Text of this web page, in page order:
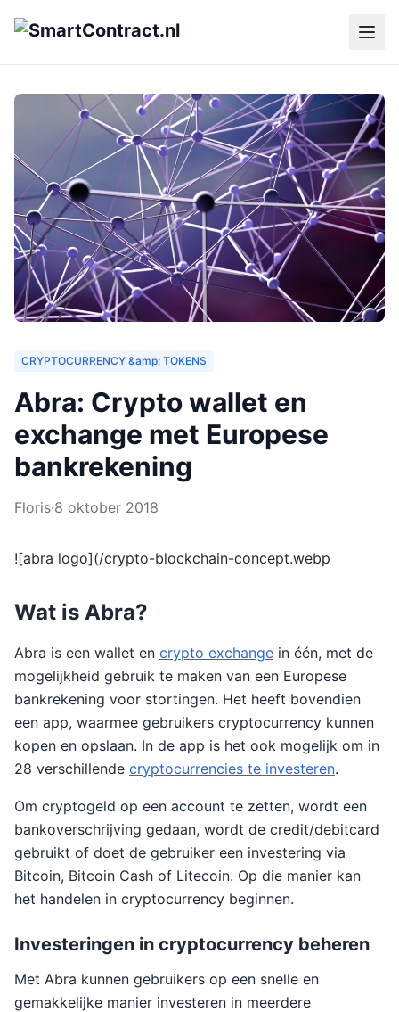
CRYPTOCURRENCY &amp; TOKENS
Abra: Crypto wallet en
exchange met Europese
bankrekening
Floris·8 oktober 2018
![abra logo](/crypto-blockchain-concept.webp
Wat is Abra?
Abra is een wallet en crypto exchange in één, met de
mogelijkheid gebruik te maken van een Europese
bankrekening voor stortingen. Het heeft bovendien
een app, waarmee gebruikers cryptocurrency kunnen
kopen en opslaan. In de app is het ook mogelijk om in
28 verschillende cryptocurrencies te investeren.
Om cryptogeld op een account te zetten, wordt een
bankoverschrijving gedaan, wordt de credit/debitcard
gebruikt of doet de gebruiker een investering via
Bitcoin, Bitcoin Cash of Litecoin. Op die manier kan
het handelen in cryptocurrency beginnen.
Investeringen in cryptocurrency beheren
Met Abra kunnen gebruikers op een snelle en
gemakkelijke manier investeren in meerdere